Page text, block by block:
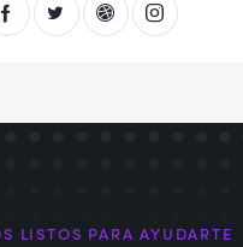
LISTOS PARA AYUDARTE